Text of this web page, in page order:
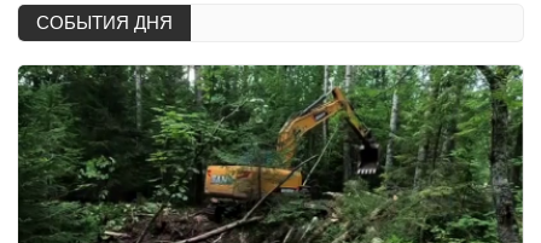
СОБЫТИЯ ДНЯ